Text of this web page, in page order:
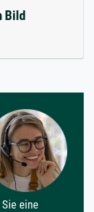
Bild
eine